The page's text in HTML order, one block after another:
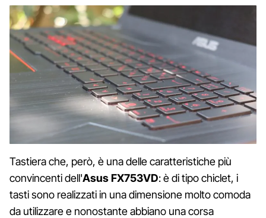
Tastiera che, però, è una delle caratteristiche più
convincenti dell'Asus FX753VD: è di tipo chiclet, i
tasti sono realizzati in una dimensione molto comoda
da utilizzare e nonostante abbiano una corsa